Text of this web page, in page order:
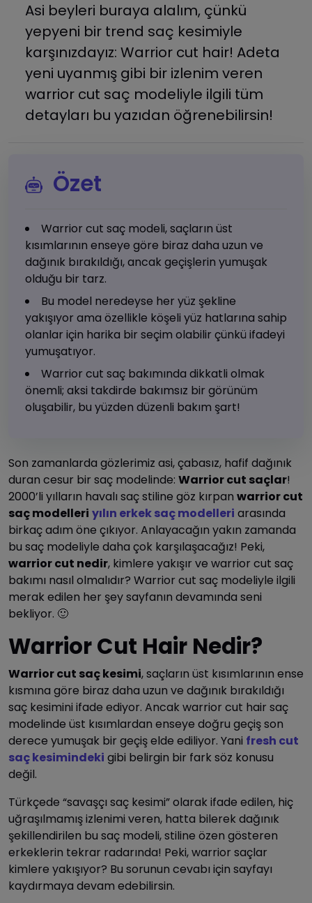
Asi beyleri buraya alalım, çünkü
yepyeni bir trend saç kesimiyle
karşınızdayız: Warrior cut hair! Adeta
yeni uyanmış gibi bir izlenim veren
warrior cut saç modeliyle ilgili tüm
detayları bu yazıdan öğrenebilirsin!
Özet
Warrior cut saç modeli, saçların üst
kısımlarının enseye göre biraz daha uzun ve
dağınık bırakıldığı, ancak geçişlerin yumuşak
olduğu bir tarz.
Bu model neredeyse her yüz şekline
yakışıyor ama özellikle köşeli yüz hatlarına sahip
olanlar için harika bir seçim olabilir çünkü ifadeyi
yumuşatıyor.
Warrior cut saç bakımında dikkatli olmak
önemli; aksi takdirde bakımsız bir görünüm
oluşabilir, bu yüzden düzenli bakım şart!
Son zamanlarda gözlerimiz asi, çabasız, hafif dağınık
duran cesur bir saç modelinde: Warrior cut saçlar!
2000’li yılların havalı saç stiline göz kırpan warrior cut
saç modelleri yılın erkek saç modelleri arasında
birkaç adım öne çıkıyor. Anlayacağın yakın zamanda
bu saç modeliyle daha çok karşılaşacağız! Peki,
warrior cut nedir, kimlere yakışır ve warrior cut saç
bakımı nasıl olmalıdır? Warrior cut saç modeliyle ilgili
merak edilen her şey sayfanın devamında seni
bekliyor. 🙂
Warrior Cut Hair Nedir?
Warrior cut saç kesimi, saçların üst kısımlarının ense
kısmına göre biraz daha uzun ve dağınık bırakıldığı
saç kesimini ifade ediyor. Ancak warrior cut hair saç
modelinde üst kısımlardan enseye doğru geçiş son
derece yumuşak bir geçiş elde ediliyor. Yani fresh cut
saç kesimindeki gibi belirgin bir fark söz konusu
değil.
Türkçede “savaşçı saç kesimi” olarak ifade edilen, hiç
uğraşılmamış izlenimi veren, hatta bilerek dağınık
şekillendirilen bu saç modeli, stiline özen gösteren
erkeklerin tekrar radarında! Peki, warrior saçlar
kimlere yakışıyor? Bu sorunun cevabı için sayfayı
kaydırmaya devam edebilirsin.